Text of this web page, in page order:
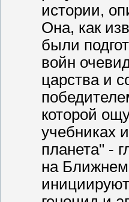
истории,
Она, как
были
войн
царства и
которой
учебниках
планета" -
на